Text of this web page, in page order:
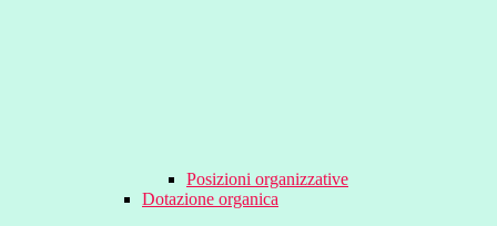
Posizioni organizzative
Dotazione organica